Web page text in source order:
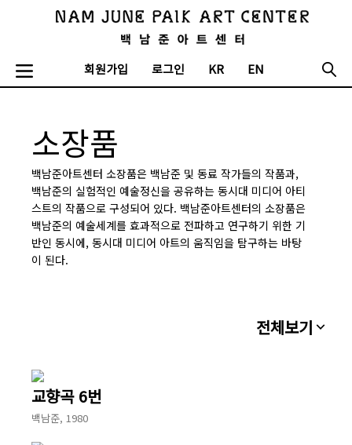
회원가입 로그인 KR EN
소장품
백남준아트센터 소장품은 백남준 및 동료 작가들의 작품과,
백남준의 실험적인 예술정신을 공유하는 동시대 미디어 아티
스트의 작품으로 구성되어 있다. 백남준아트센터의 소장품은
백남준의 예술세계를 효과적으로 전파하고 연구하기 위한 기
반인 동시에, 동시대 미디어 아트의 움직임을 탐구하는 바탕
이 된다.
전체보기
교향곡 6번
백남준, 1980